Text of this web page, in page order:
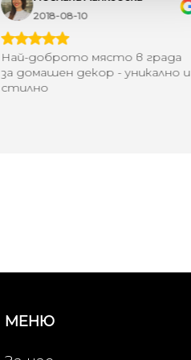
2018-08-10
Най-доброто място в града
за домашен декор - уникално и
стилно
МЕНЮ